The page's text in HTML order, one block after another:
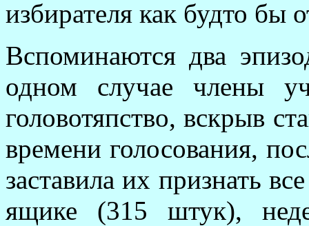
избирателя как будто бы
Вспоминаются два
одном случае члены
головотяпство, вскрыв
времени голосования,
заставила их признать
ящике (315 штук),